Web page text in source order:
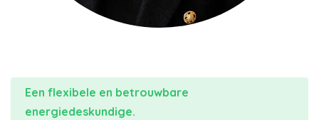
Een flexibele en betrouwbare
energiedeskundige.